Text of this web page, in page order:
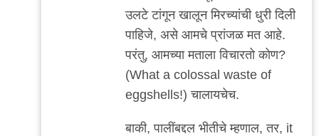
उलटे टांगून खालून मिरच्यांची धुरी दिली
पाहिजे, असे आमचे प्रांजळ मत आहे.
परंतु, आमच्या मताला विचारतो कोण?
(What a colossal waste of
eggshells!) चालायचेच.
बाकी, पालींबद्दल भीतीचे म्हणाल, तर, it